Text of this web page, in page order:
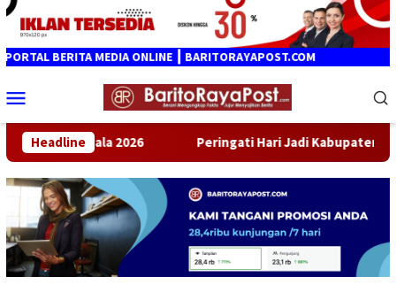
Loncat
konten
┃ BARITORAYAPOST.COM
Mobile
Headline
Hari Jadi Kabupaten Barito Timur Ke-24, Gubernur Kalteng